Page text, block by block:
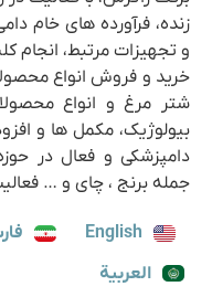
زنده، فرآورده های خام
و تجهیزات مرتبط، انجام
خرید و فروش انواع
شتر مرغ و انواع
بیولوژیک، مکمل ها و
دامپزشکی و فعال در
جمله برنج ، چای و …
English
العربية